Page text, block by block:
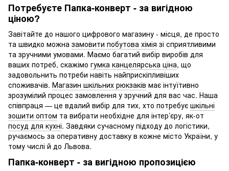
Потребуєте Папка-конверт - за вигідною
ціною?
Завітайте до нашого цифрового магазину - місця, де просто
та швидко можна замовити побутова хімія зі сприятливими
та зручними умовами. Маємо багатий вибір виробів для
ваших потреб, скажімо гумка канцелярська ціна, що
задовольнить потреби навіть найприскіпливіших
споживачів. Магазин шкільних рюкзаків має інтуїтивно
зрозумілий процес замовлення у зручний для вас час. Наша
співпраця — це вдалий вибір для тих, хто потребує шкільні
зошити оптом та вибрати необхідне для інтер’єру, як-от
посуд для кухні. Завдяки сучасному підходу до логістики,
ручaємось за оперативну доставку в кожне місто України, у
тому числі й до Львова.
Папка-конверт - за вигідною пропозицією